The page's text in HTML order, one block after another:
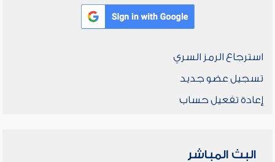
استرجاع الرمز السري
تسجيل عضو جديد
إعادة تفعيل حساب
البث المباشر